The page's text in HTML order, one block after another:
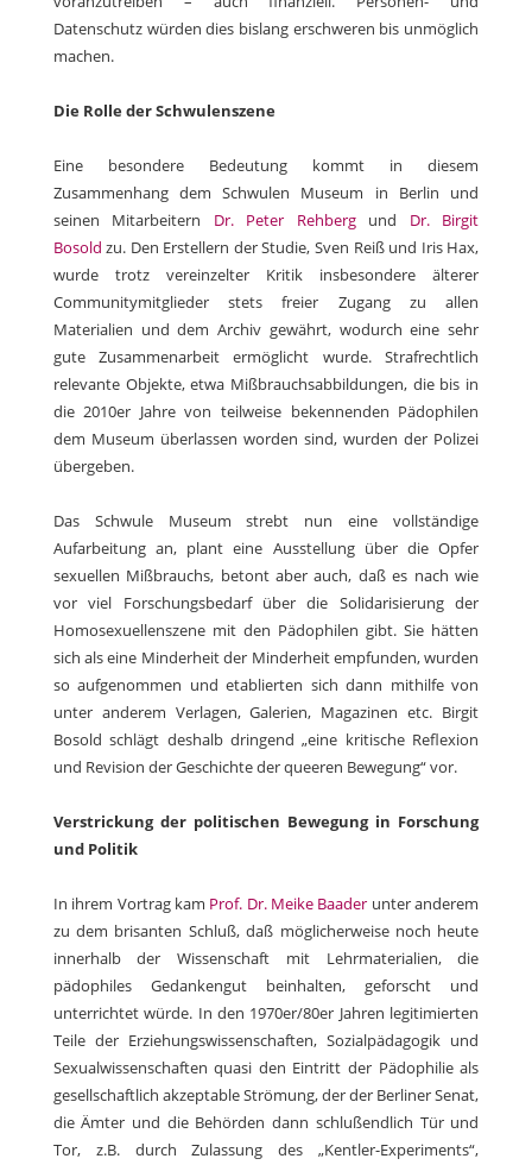
Datenschutz würden dies bislang erschweren bis unmöglich
machen.
Die Rolle der Schwulenszene
Eine besondere Bedeutung kommt in diesem
Zusammenhang dem Schwulen Museum in Berlin und
seinen Mitarbeitern Dr. Peter Rehbergund Dr. Birgit
Bosold zu. Den Erstellern der Studie, Sven Reiß und Iris Hax,
wurde trotz vereinzelter Kritik insbesondere älterer
Communitymitglieder stets freier Zugang zu allen
Materialien und dem Archiv gewährt, wodurch eine sehr
gute Zusammenarbeit ermöglicht wurde. Strafrechtlich
relevante Objekte, etwa Mißbrauchsabbildungen, die bis in
die 2010er Jahre von teilweise bekennenden Pädophilen
dem Museum überlassen worden sind, wurden der Polizei
übergeben.
Das Schwule Museum strebt nun eine vollständige
Aufarbeitung an, plant eine Ausstellung über die Opfer
sexuellen Mißbrauchs, betont aber auch, daß es nach wie
vor viel Forschungsbedarf über die Solidarisierung der
Homosexuellenszene mit den Pädophilen gibt. Sie hätten
sich als eine Minderheit der Minderheit empfunden, wurden
so aufgenommen und etablierten sich dann mithilfe von
unter anderem Verlagen, Galerien, Magazinen etc. Birgit
Bosold schlägt deshalb dringend „eine kritische Reflexion
und Revision der Geschichte der queeren Bewegung“ vor.
Verstrickung der politischen Bewegung in Forschung
und Politik
In ihrem Vortrag kam Prof. Dr. Meike Baader unter anderem
zu dem brisanten Schluß, daß möglicherweise noch heute
innerhalb der Wissenschaft mit Lehrmaterialien, die
pädophiles Gedankengut beinhalten, geforscht und
unterrichtet würde. In den 1970er/80er Jahren legitimierten
Teile der Erziehungswissenschaften, Sozialpädagogik und
Sexualwissenschaften quasi den Eintritt der Pädophilie als
gesellschaftlich akzeptable Strömung, der der Berliner Senat,
die Ämter und die Behörden dann schlußendlich Tür und
Tor, z.B. durch Zulassung des „Kentler-Experiments“,